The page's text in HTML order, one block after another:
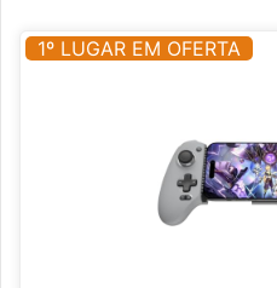
1º LUGAR EM OFERTA